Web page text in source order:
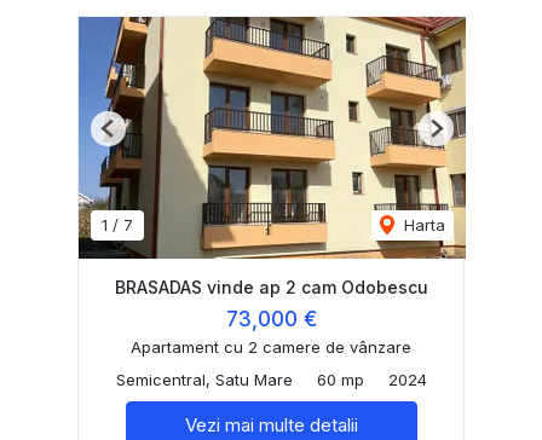
1 / 7 Harta
Previous Next
BRASADAS vinde ap 2 cam Odobescu
73,000 €
Apartament cu 2 camere de vânzare
Semicentral, Satu Mare
60 mp 2024
Vezi mai multe detalii